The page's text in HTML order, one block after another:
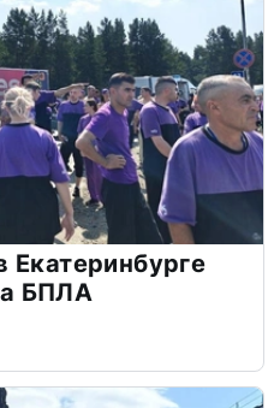
Екатеринбурге
БПЛА